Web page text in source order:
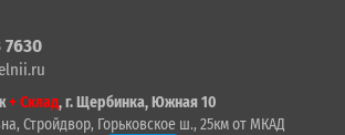
7630
+ Склад, г. Щербинка, Южная 10
Стройдвор, Горьковское ш., 25км от МКАД